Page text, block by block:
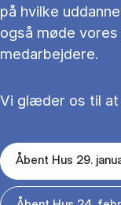
på hvilke
også møde
medarbejdere.
Vi glæder os til at
Åbent Hus 29.